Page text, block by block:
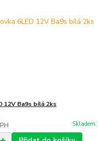
12V Ba9s bílá 2ks
Skladem